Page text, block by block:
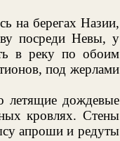
на берегах Назии,
посреди Невы, у
в реку по обоим
под жерлами
летящие дождевые
кровлях. Стены
апроши и редуты